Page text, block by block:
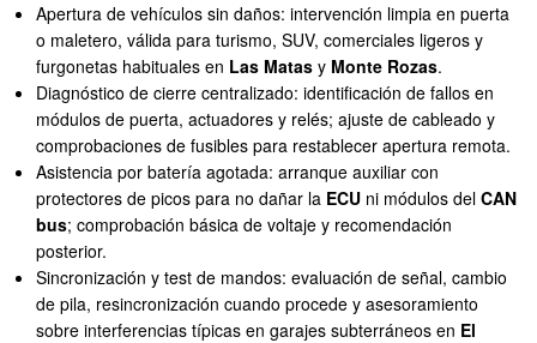
Apertura de vehículos sin daños: intervención limpia en puerta
o maletero, válida para turismo, SUV, comerciales ligeros y
furgonetas habituales en Las Matas y Monte Rozas.
Diagnóstico de cierre centralizado: identificación de fallos en
módulos de puerta, actuadores y relés; ajuste de cableado y
comprobaciones de fusibles para restablecer apertura remota.
Asistencia por batería agotada: arranque auxiliar con
protectores de picos para no dañar la ECU ni módulos delCAN
bus; comprobación básica de voltaje y recomendación
posterior.
Sincronización y test de mandos: evaluación de señal, cambio
de pila, resincronización cuando procede y asesoramiento
sobre interferencias típicas en garajes subterráneos en El